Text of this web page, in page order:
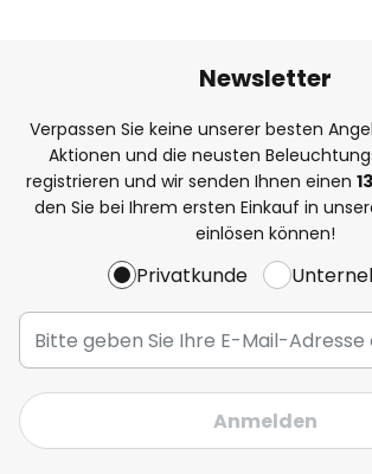
Newsletter
Verpassen Sie keine unserer besten
Aktionen und die neusten
registrieren und wir senden Ihnen einen
den Sie bei Ihrem ersten Einkauf in
einlösen können!
Privatkunde
Anmelden